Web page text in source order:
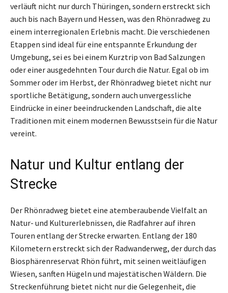
verläuft nicht nur durch Thüringen, sondern erstreckt sich
auch bis nach Bayern und Hessen, was den Rhönradweg zu
einem interregionalen Erlebnis macht. Die verschiedenen
Etappen sind ideal für eine entspannte Erkundung der
Umgebung, sei es bei einem Kurztrip von Bad Salzungen
oder einer ausgedehnten Tour durch die Natur. Egal ob im
Sommer oder im Herbst, der Rhönradweg bietet nicht nur
sportliche Betätigung, sondern auch unvergessliche
Eindrücke in einer beeindruckenden Landschaft, die alte
Traditionen mit einem modernen Bewusstsein für die Natur
vereint.
Natur und Kultur entlang der
Strecke
Der Rhönradweg bietet eine atemberaubende Vielfalt an
Natur- und Kulturerlebnissen, die Radfahrer auf ihren
Touren entlang der Strecke erwarten. Entlang der 180
Kilometern erstreckt sich der Radwanderweg, der durch das
Biosphärenreservat Rhön führt, mit seinen weitläufigen
Wiesen, sanften Hügeln und majestätischen Wäldern. Die
Streckenführung bietet nicht nur die Gelegenheit, die